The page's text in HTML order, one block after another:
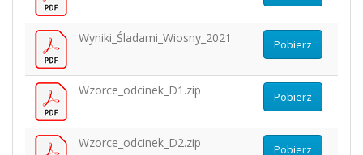
Wyniki_Śladami_Wiosny_2021 Pobierz
Wzorce_odcinek_D1.zip Pobierz
Wzorce_odcinek_D2.zip Pobierz